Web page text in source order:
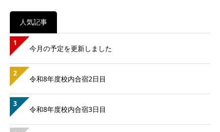
人気記事
1
今月の予定を更新しました
2
令和8年度校内合宿2日目
3
令和8年度校内合宿3日目